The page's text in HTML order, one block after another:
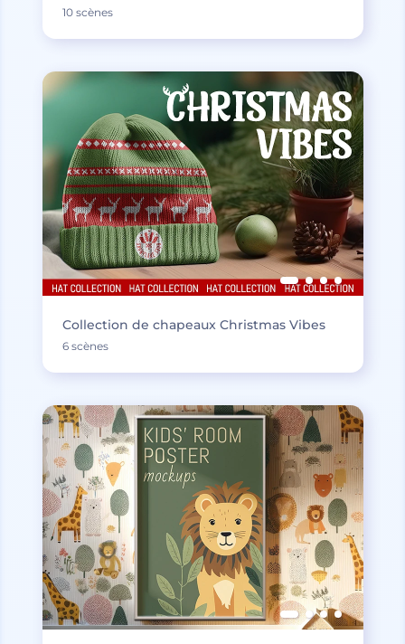
10 scènes
Collection de chapeaux Christmas Vibes
6 scènes